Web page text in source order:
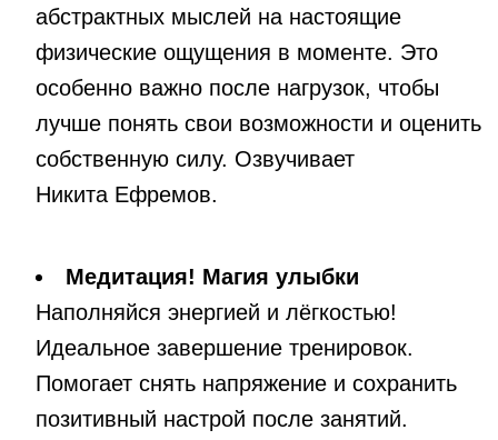
абстрактных мыслей на настоящие
физические ощущения в моменте. Это
особенно важно после нагрузок, чтобы
лучше понять свои возможности и оценить
собственную силу. Озвучивает
Никита Ефремов.
Медитация! Магия улыбки
Наполняйся энергией и лёгкостью!
Идеальное завершение тренировок.
Помогает снять напряжение и сохранить
позитивный настрой после занятий.